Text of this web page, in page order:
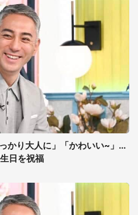
かり大人に」「かわいい~」...
日を祝福